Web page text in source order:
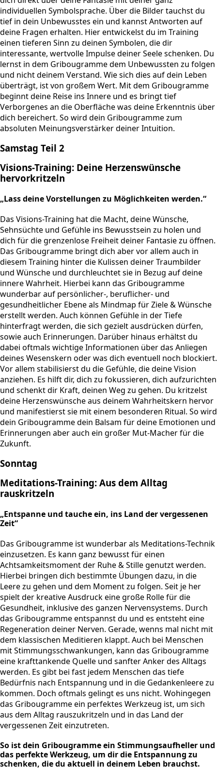
individuellen Symbolsprache. Über die Bilder tauchst du
tief in dein Unbewusstes ein und kannst Antworten auf
deine Fragen erhalten. Hier entwickelst du im Training
einen tieferen Sinn zu deinen Symbolen, die dir
interessante, wertvolle Impulse deiner Seele schenken. Du
lernst in dem Gribougramme dem Unbewussten zu folgen
und nicht deinem Verstand. Wie sich dies auf dein Leben
überträgt, ist von großem Wert. Mit dem Gribougramme
beginnt deine Reise ins Innere und es bringt tief
Verborgenes an die Oberfläche was deine Erkenntnis über
dich bereichert. So wird dein Gribougramme zum
absoluten Meinungsverstärker deiner Intuition.
Samstag Teil 2
Visions-Training: Deine Herzenswünsche
hervorkritzeln
„Lass deine Vorstellungen zu Möglichkeiten werden.“
Das Visions-Training hat die Macht, deine Wünsche,
Sehnsüchte und Gefühle ins Bewusstsein zu holen und
dich für die grenzenlose Freiheit deiner Fantasie zu öffnen.
Das Gribougramme bringt dich aber vor allem auch in
diesem Training hinter die Kulissen deiner Traumbilder
und Wünsche und durchleuchtet sie in Bezug auf deine
innere Wahrheit. Hierbei kann das Gribougramme
wunderbar auf persönlicher-, beruflicher- und
gesundheitlicher Ebene als Mindmap für Ziele & Wünsche
erstellt werden. Auch können Gefühle in der Tiefe
hinterfragt werden, die sich gezielt ausdrücken dürfen,
sowie auch Erinnerungen. Darüber hinaus erhältst du
dabei oftmals wichtige Informationen über das Anliegen
deines Wesenskern oder was dich eventuell noch blockiert.
Vor allem stabilisierst du die Gefühle, die deine Vision
anziehen. Es hilft dir, dich zu fokussieren, dich aufzurichten
und schenkt dir Kraft, deinen Weg zu gehen. Du kritzelst
deine Herzenswünsche aus deinem Wahrheitskern hervor
und manifestierst sie mit einem besonderen Ritual. So wird
dein Gribougramme dein Balsam für deine Emotionen und
Erinnerungen aber auch ein großer Mut-Macher für die
Zukunft.
Sonntag
Meditations-Training: Aus dem Alltag
rauskritzeln
„Entspanne und tauche ein, ins Land der vergessenen
Zeit“
Das Gribougramme ist wunderbar als Meditations-Technik
einzusetzen. Es kann ganz bewusst für einen
Achtsamkeitsmoment der Ruhe & Stille genutzt werden.
Hierbei bringen dich bestimmte Übungen dazu, in die
Leere zu gehen und dem Moment zu folgen. Seit je her
spielt der kreative Ausdruck eine große Rolle für die
Gesundheit, inklusive des ganzen Nervensystems. Durch
das Gribougramme entspannst du und es entsteht eine
Regeneration deiner Nerven. Gerade, wenns mal nicht mit
dem klassischen Meditieren klappt. Auch bei Menschen
mit Stimmungsschwankungen, kann das Gribougramme
eine krafttankende Quelle und sanfter Anker des Alltags
werden. Es gibt bei fast jedem Menschen das tiefe
Bedürfnis nach Entspannung und in die Gedankenleere zu
kommen. Doch oftmals gelingt es uns nicht. Wohingegen
das Gribougramme ein perfektes Werkzeug ist, um sich
aus dem Alltag rauszukritzeln und in das Land der
vergessenen Zeit einzutreten.
So ist dein Gribougramme ein Stimmungsaufheller und
das perfekte Werkzeug, um dir die Entspannung zu
schenken, die du aktuell in deinem Leben brauchst.